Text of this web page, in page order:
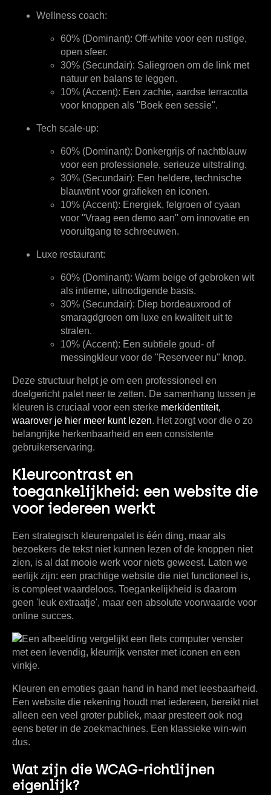
Wellness coach:
60% (Dominant): Off-white voor een rustige,
open sfeer.
30% (Secundair): Saliegroen om de link met
natuur en balans te leggen.
10% (Accent): Een zachte, aardse terracotta
voor knoppen als "Boek een sessie".
Tech scale-up:
60% (Dominant): Donkergrijs of nachtblauw
voor een professionele, serieuze uitstraling.
30% (Secundair): Een heldere, technische
blauwtint voor grafieken en iconen.
10% (Accent): Energiek, felgroen of cyaan
voor "Vraag een demo aan" om innovatie en
vooruitgang te schreeuwen.
Luxe restaurant:
60% (Dominant): Warm beige of gebroken wit
als intieme, uitnodigende basis.
30% (Secundair): Diep bordeauxrood of
smaragdgroen om luxe en kwaliteit uit te
stralen.
10% (Accent): Een subtiele goud- of
messingkleur voor de "Reserveer nu" knop.
Deze structuur helpt je om een professioneel en
doelgericht palet neer te zetten. De samenhang tussen je
kleuren is cruciaal voor een sterke merkidentiteit,
waarover je hier meer kunt lezen. Het zorgt voor die o zo
belangrijke herkenbaarheid en een consistente
gebruikerservaring.
Kleurcontrast en
toegankelijkheid: een website die
voor iedereen werkt
Een strategisch kleurenpalet is één ding, maar als
bezoekers de tekst niet kunnen lezen of de knoppen niet
zien, is al dat mooie werk voor niets geweest. Laten we
eerlijk zijn: een prachtige website die niet functioneel is,
is compleet waardeloos. Toegankelijkheid is daarom
geen 'leuk extraatje', maar een absolute voorwaarde voor
online succes.
Kleuren en emoties gaan hand in hand met leesbaarheid.
Een website die rekening houdt met iedereen, bereikt niet
alleen een veel groter publiek, maar presteert ook nog
eens beter in de zoekmachines. Een klassieke win-win
dus.
Wat zijn die WCAG-richtlijnen
eigenlijk?